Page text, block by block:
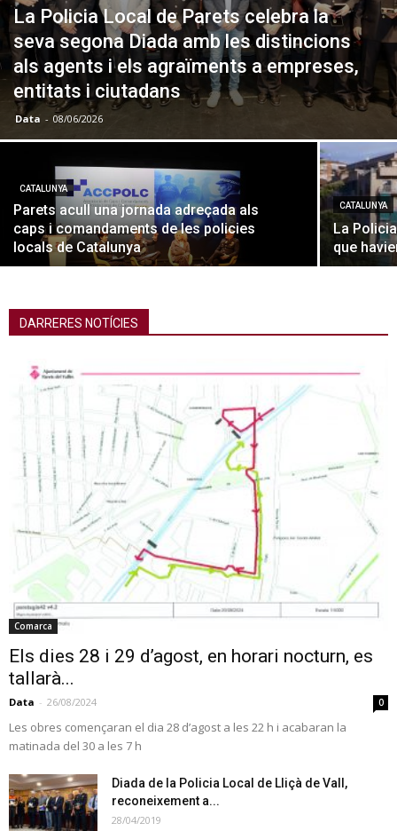
La Policia Local de Parets celebra la
seva segona Diada amb les distincions
als agents i els agraïments a empreses,
entitats i ciutadans
Data - 08/06/2026
CATALUNYA
Parets acull una jornada adreçada als
caps i comandaments de les policies
locals de Catalunya
CATALUNYA
La
que
DARRERES NOTÍCIES
Comarca
Els dies 28 i 29 d’agost, en horari nocturn, es
tallarà...
Data - 26/08/2024 0
Les obres començaran el dia 28 d’agost a les 22 h i acabaran la
matinada del 30 a les 7 h
Diada de la Policia Local de Lliçà de Vall,
reconeixement a...
28/04/2019